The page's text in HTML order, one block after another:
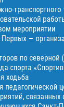
транспортного
мероприятии
—
по северной
спорта
ходьба